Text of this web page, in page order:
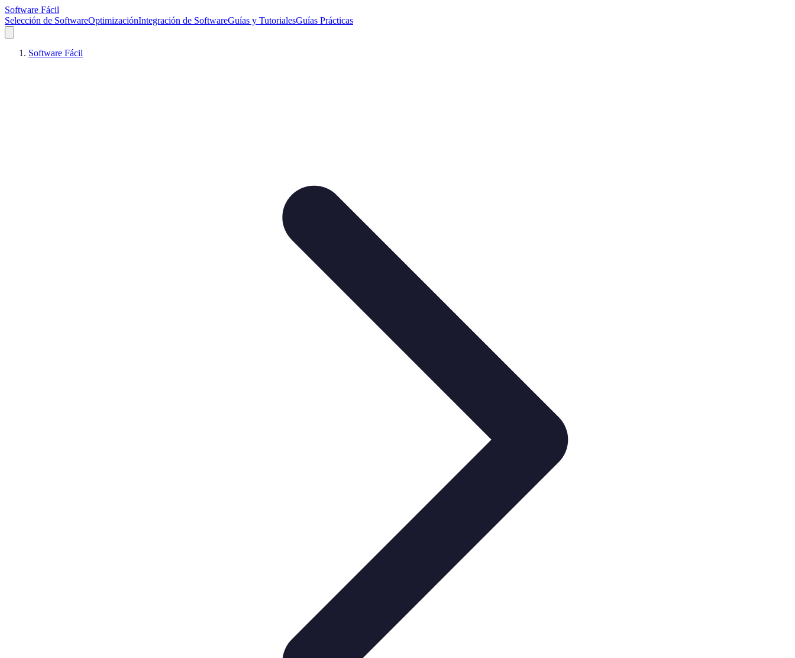
Software Fácil
Selección de SoftwareOptimizaciónIntegración de SoftwareGuías y TutorialesGuías Prácticas
Software Fácil